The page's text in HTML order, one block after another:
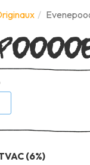
(6%)